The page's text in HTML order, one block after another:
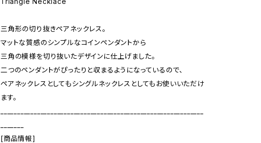
三角形の切り抜きペアネックレス。
マットな質感のシンプルなコインペンダントから
三角の模様を切り抜いたデザインに仕上げました。
二つのペンダントがぴったりと収まるようになっているので、
ペアネックレスとしてもシングルネックレスとしてもお使いいただけ
ます。
[商品情報]